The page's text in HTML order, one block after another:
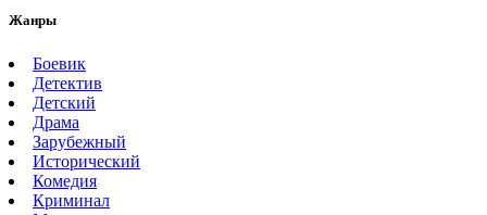
Жанры
Боевик
Детектив
Детский
Драма
Зарубежный
Исторический
Комедия
Криминал